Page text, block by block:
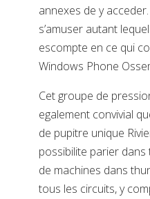
annexes de y
s’amuser autant
escompte en ce qui
Windows Phone
Cet groupe de
egalement convivial
de pupitre unique
possibilite parier
de machines dans
tous les circuits, y